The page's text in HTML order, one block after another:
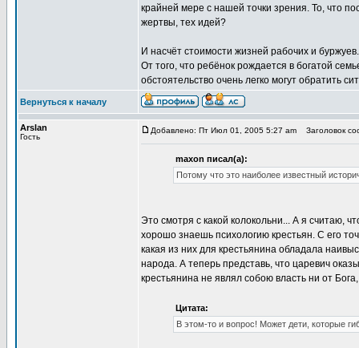
крайней мере с нашей точки зрения. То, что
жертвы, тех идей?
И насчёт стоимости жизней рабочих и
От того, что ребёнок рождается в богатой
обстоятельство очень легко могут обратить
Вернуться к началу
Arslan
Гость
Добавлено: Пт Июл 01, 2005 5:27 am Заголовок
maxon писал(а):
Потому что это наиболее известный
Это смотря с какой колокольни... А я считаю,
хорошо знаешь психологию крестьян. С его
какая из них для крестьянина обладала
народа. А теперь представь, что царевич
крестьянина не являл собою власть ни от
Цитата:
В этом-то и вопрос! Может дети, которые